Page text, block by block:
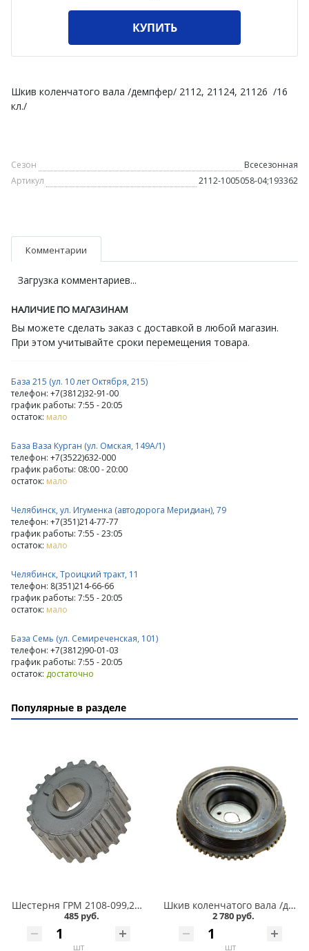
КУПИТЬ
Шкив коленчатого вала /демпфер/ 2112, 21124, 21126 /16
кл./
Сезон
Всесезонная
Артикул
2112-1005058-04;193362
Комментарии
Загрузка комментариев...
НАЛИЧИЕ ПО МАГАЗИНАМ
Вы можете сделать заказ с доставкой в любой магазин.
При этом учитывайте сроки перемещения товара.
База 215 (ул. 10 лет Октября, 215)
телефон: +7(3812)32-91-00
график работы: 7:55 - 20:05
остаток: мало
База Ваза Курган (ул. Омская, 149А/1)
телефон: +7(3522)632-000
график работы: 08:00 - 20:00
остаток: мало
Челябинск, ул. Игуменка (автодорога Меридиан), 79
телефон: +7(351)214-77-77
график работы: 7:55 - 23:05
остаток: мало
Челябинск, Троицкий тракт, 11
телефон: 8(351)214-66-66
график работы: 7:55 - 20:05
остаток: мало
База Семь (ул. Семиреченская, 101)
телефон: +7(3812)90-01-03
график работы: 7:55 - 20:05
остаток: достаточно
Популярные в разделе
Шестерня ГРМ 2108-099,2110-011,2113-015,11180,2190 /8-ми кл./ коленчатого вала малая в Кургане
485 руб.
шт
Шкив коленчатого вала /демпфер/ 2108-099,2110-011,2113-015,11180,2190 /8-ми кл./ завод в Кургане
2 780 руб.
шт